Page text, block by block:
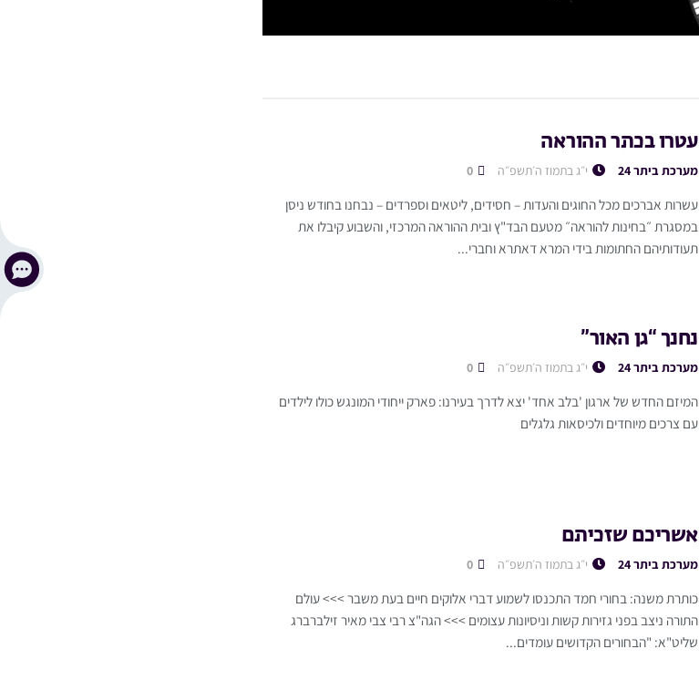
עטרו בכתר ההוראה
מערכת ביתר 24 י״ג בתמוז ה׳תשפ״ה
עשרות אברכים מכל החוגים והעדות – חסידים, ליטאים וספרדים – נבחנו בחודש ניסן
במסגרת ״בחינות להוראה״ מטעם הבד"ץ ובית ההוראה המרכזי, והשבוע קיבלו את
תעודותיהם החתומות בידי המרא דאתרא וחברי...
נחנך “גן האור”
מערכת ביתר 24 י״ג בתמוז ה׳תשפ״ה
המיזם החדש של ארגון 'בלב אחד' יצא לדרך בעירנו: פארק ייחודי המונגש כולו לילדים
עם צרכים מיוחדים ולכיסאות גלגלים
אשריכם שזכיתם
מערכת ביתר 24 י״ג בתמוז ה׳תשפ״ה
כותרת משנה: בחורי חמד התכנסו לשמוע דברי אלוקים חיים בעת משבר >>> עולם
התורה ניצב בפני גזירות קשות וניסיונות עצומים >>> הגה"צ רבי צבי מאיר זילברברג
שליט"א: "הבחורים הקדושים עומדים...